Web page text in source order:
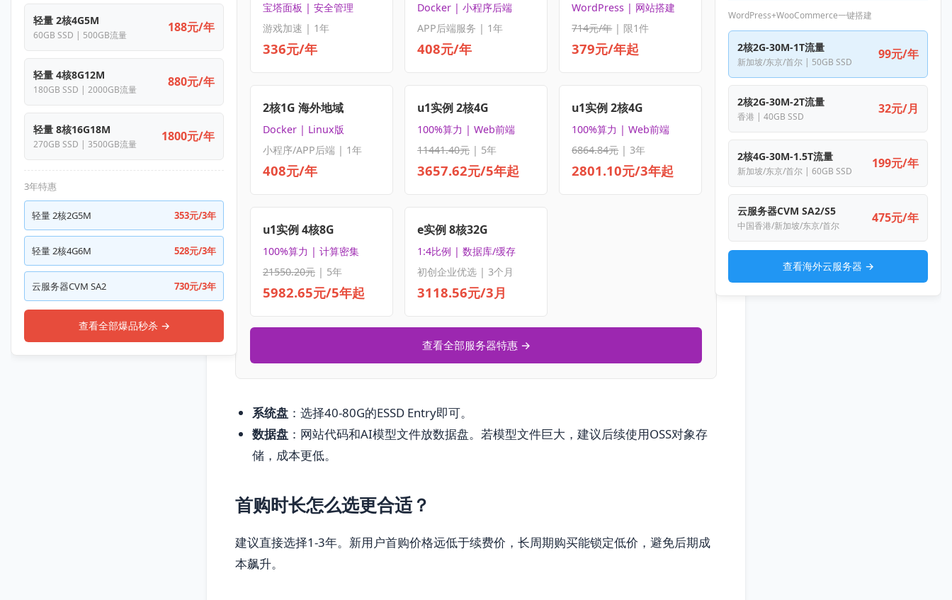
宝塔面板 | 安全管理
游戏加速 | 1年
336元/年
Docker | 小程序后端
APP后端服务 | 1年
408元/年
WordPress | 网站搭建
714元/年| 限1件
379元/年起
2核1G 海外地域
Docker | Linux版
小程序/APP后端 | 1年
408元/年
u1实例 2核4G
100%算力 | Web前端
11441.40元 | 5年
3657.62元/5年起
u1实例 2核4G
100%算力 | Web前端
6864.84元| 3年
2801.10元/3年起
u1实例 4核8G
100%算力 | 计算密集
21550.20元| 5年
5982.65元/5年起
e实例 8核32G
1:4比例 | 数据库/缓存
初创企业优选 | 3个月
3118.56元/3月
查看全部服务器特惠 →
系统盘 ：选择40-80G的ESSD Entry即可。
数据盘 ：网站代码和AI模型文件放数据盘。若模型文件巨大，建议后续使用OSS对象存
储，成本更低。
首购时长怎么选更合适？
建议直接选择1-3年。新用户首购价格远低于续费价，长周期购买能锁定低价，避免后期成
本飙升。
轻量 2核4G5M
60GB SSD | 500GB流量
188元/年
轻量 4核8G12M
180GB SSD | 2000GB流量
880元/年
轻量 8核16G18M
270GB SSD | 3500GB流量
1800元/年
3年特惠
轻量 2核2G5M 353元/3年
轻量 2核4G6M 528元/3年
云服务器CVM SA2 730元/3年
查看全部爆品秒杀 →
WordPress+WooCommerce一键搭建
2核2G-30M-1T流量
新加坡/东京/首尔 | 50GB SSD
99元/年
2核2G-30M-2T流量
香港 | 40GB SSD
32元/月
2核4G-30M-1.5T流量
新加坡/东京/首尔 | 60GB SSD
199元/年
云服务器CVM SA2/S5
中国香港/新加坡/东京/首尔
475元/年
查看海外云服务器 →